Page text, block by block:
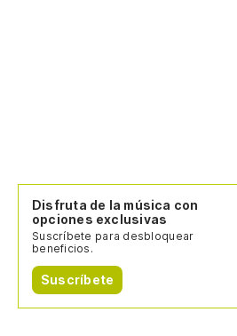
Disfruta de la música con
opciones exclusivas
Suscríbete para desbloquear
beneficios.
Suscríbete